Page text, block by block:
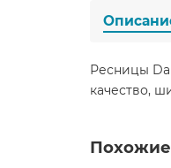
Ресницы
качество,